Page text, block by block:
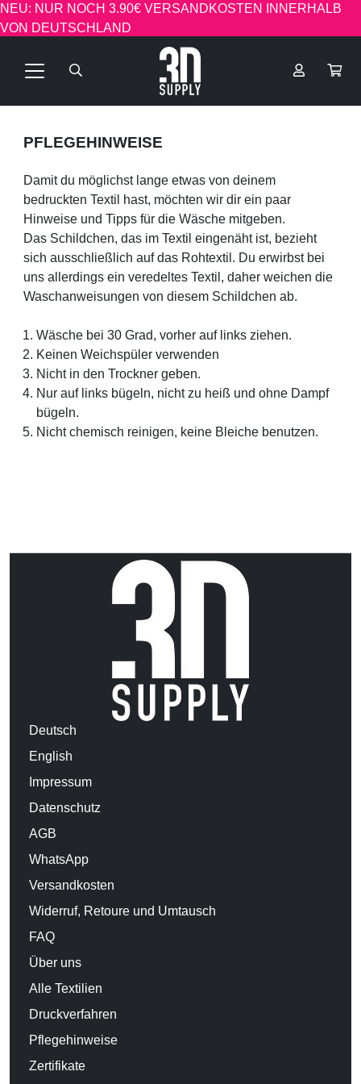
NEU: NUR NOCH 3.90€ VERSANDKOSTEN INNERHALB
VON DEUTSCHLAND
PFLEGEHINWEISE
Damit du möglichst lange etwas von deinem
bedruckten Textil hast, möchten wir dir ein paar
Hinweise und Tipps für die Wäsche mitgeben.
Das Schildchen, das im Textil eingenäht ist, bezieht
sich ausschließlich auf das Rohtextil. Du erwirbst bei
uns allerdings ein veredeltes Textil, daher weichen die
Waschanweisungen von diesem Schildchen ab.
Wäsche bei 30 Grad, vorher auf links ziehen.
Keinen Weichspüler verwenden
Nicht in den Trockner geben.
Nur auf links bügeln, nicht zu heiß und ohne Dampf
bügeln.
Nicht chemisch reinigen, keine Bleiche benutzen.
Deutsch
English
Impressum
Datenschutz
AGB
WhatsApp
Versandkosten
Widerruf, Retoure und Umtausch
FAQ
Über uns
Alle Textilien
Druckverfahren
Pflegehinweise
Zertifikate